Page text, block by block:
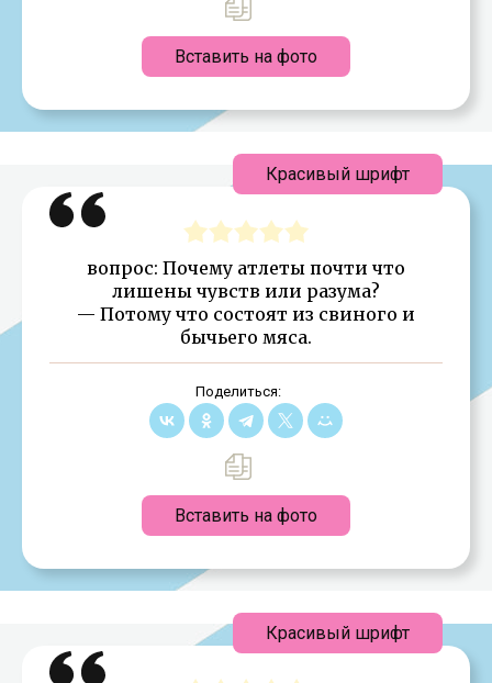
Вставить на фото
вопрос: Почему атлеты почти что
лишены чувств или разума?
— Потому что состоят из свиного и
бычьего мяса.
Поделиться:
Вставить на фото
Красивый шрифт
Красивый шрифт